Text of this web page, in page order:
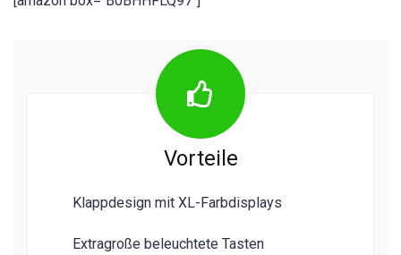
Vorteile
Klappdesign mit XL-Farbdisplays
Extragroße beleuchtete Tasten